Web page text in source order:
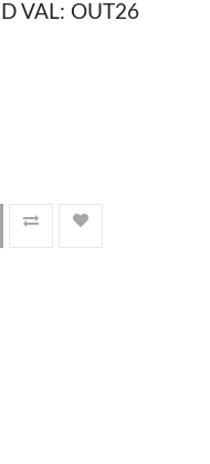
VAL: OUT26